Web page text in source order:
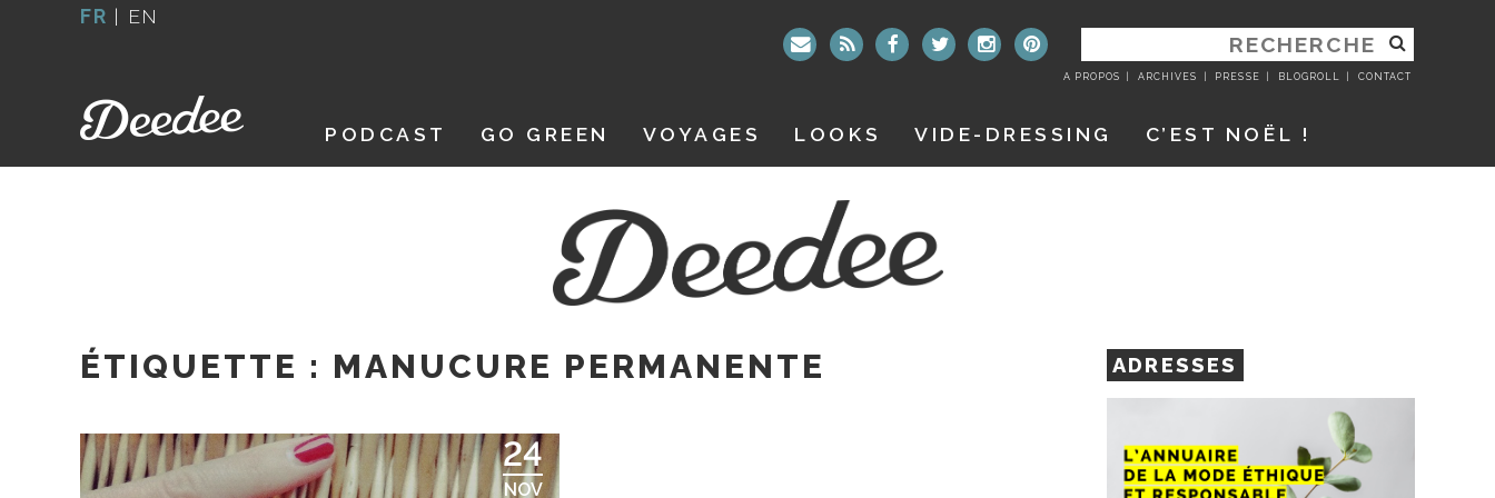
FR | EN
RECHERCHER
:
A PROPOS ARCHIVES PRESSE BLOGROLL CONTACT
PODCAST GO GREEN VOYAGES LOOKS VIDE-DRESSING C’EST NOËL !
ÉTIQUETTE : MANUCURE PERMANENTE
24
NOV
ADRESSES